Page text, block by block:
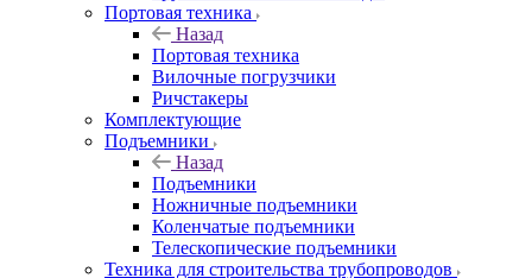
Портовая техника
Назад
Портовая техника
Вилочные погрузчики
Ричстакеры
Комплектующие
Подъемники
Назад
Подъемники
Ножничные подъемники
Коленчатые подъемники
Телескопические подъемники
Техника для строительства трубопроводов